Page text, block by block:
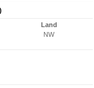
Land
NW